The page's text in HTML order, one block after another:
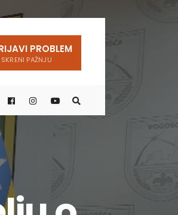
PROBLEM
SKRENI PAŽNJU